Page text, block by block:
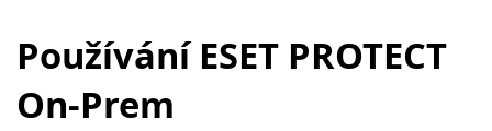
Používání ESET PROTECT
On-Prem